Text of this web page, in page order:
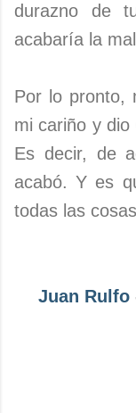
durazno de
acabaría la
Por lo pronto,
mi cariño y
Es decir, de
acabó. Y es
todas las
Juan Rulfo